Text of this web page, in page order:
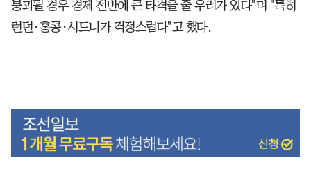
붕괴될 경우 경제 전반에 큰 타격을 줄 우려가 있다"며 "특히
런던·홍콩·시드니가 걱정스럽다"고 했다.